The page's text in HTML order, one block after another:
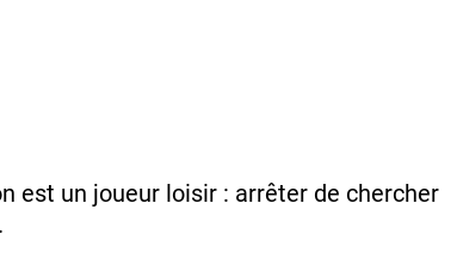
est un joueur loisir : arrêter de chercher